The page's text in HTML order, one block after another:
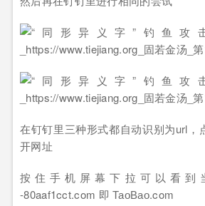
在钉钉里三种形式都自动识别为url，
开网址
按住手机屏幕下拉可以看到
-80aaf1cct.com 即 ТаоВао.com